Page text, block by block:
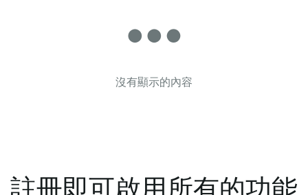
沒有顯示的內容
註冊即可啟用所有的功能